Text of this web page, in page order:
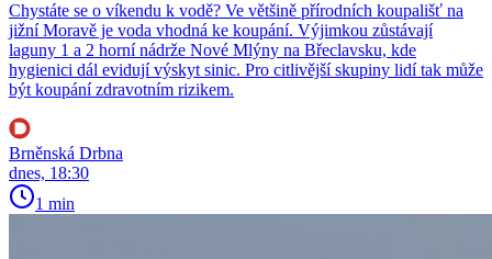
Chystáte se o víkendu k vodě? Ve většině přírodních koupališť na
jižní Moravě je voda vhodná ke koupání. Výjimkou zůstávají
laguny 1 a 2 horní nádrže Nové Mlýny na Břeclavsku, kde
hygienici dál evidují výskyt sinic. Pro citlivější skupiny lidí tak může
být koupání zdravotním rizikem.
Brněnská Drbna
dnes, 18:30
1 min